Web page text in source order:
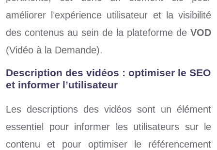
améliorer l’expérience utilisateur et la visibilité
des contenus au sein de la plateforme de VOD
(Vidéo à la Demande).
Description des vidéos : optimiser le SEO
et informer l’utilisateur
Les descriptions des vidéos sont un élément
essentiel pour informer les utilisateurs sur le
contenu et pour optimiser le référencement